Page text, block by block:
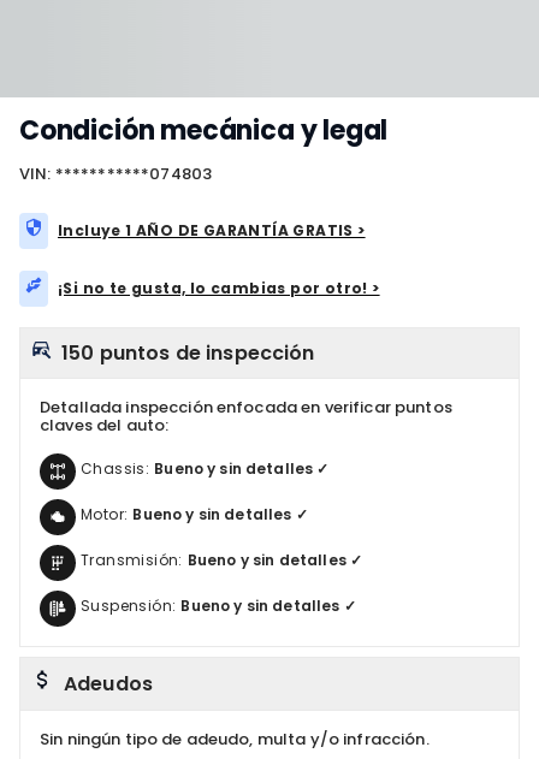
Condición mecánica y legal
VIN: ***********074803
Incluye 1 AÑO DE GARANTÍA GRATIS >
¡Si no te gusta, lo cambias por otro! >
150 puntos de inspección
Detallada inspección enfocada en verificar puntos
claves del auto:
Chassis: Bueno y sin detalles ✓
Motor: Bueno y sin detalles ✓
Transmisión: Bueno y sin detalles ✓
Suspensión: Bueno y sin detalles ✓
Adeudos
Sin ningún tipo de adeudo, multa y/o infracción.